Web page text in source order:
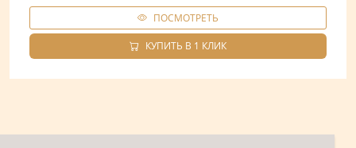
ПОСМОТРЕТЬ
КУПИТЬ В 1 КЛИК